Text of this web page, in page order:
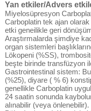
Yan etkiler/Advers
Miyelosüpresyon
Carboplatin tek ajan olarak
etki geneilikle geri
Araştırmalarda şimdiye
organ sistemleri
Lökopeni (%SS),
beşte birinde transfüzyon
Gastrointestinal sistem:
(%25), diyare ( % 6)
genellikle Carboplatin
24 saatin sonunda
alınabilir (veya önlenebilir).